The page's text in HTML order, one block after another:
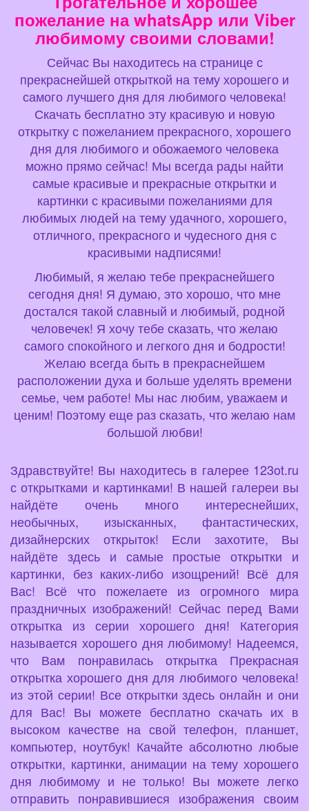
пожелание на whatsApp или Viber
любимому своими словами!
Сейчас Вы находитесь на странице с
прекраснейшей открыткой на тему хорошего и
самого лучшего дня для любимого человека!
Скачать бесплатно эту красивую и новую
открытку с пожеланием прекрасного, хорошего
дня для любимого и обожаемого человека
можно прямо сейчас! Мы всегда рады найти
самые красивые и прекрасные открытки и
картинки с красивыми пожеланиями для
любимых людей на тему удачного, хорошего,
отличного, прекрасного и чудесного дня с
красивыми надписями!
Любимый, я желаю тебе прекраснейшего
сегодня дня! Я думаю, это хорошо, что мне
достался такой славный и любимый, родной
человечек! Я хочу тебе сказать, что желаю
самого спокойного и легкого дня и бодрости!
Желаю всегда быть в прекраснейшем
расположении духа и больше уделять времени
семье, чем работе! Мы нас любим, уважаем и
ценим! Поэтому еще раз сказать, что желаю нам
большой любви!
Здравствуйте! Вы находитесь в галерее 123ot.ru
с открытками и картинками! В нашей галереи вы
найдёте очень много интереснейших,
необычных, изысканных, фантастических,
дизайнерских открыток! Если захотите, Вы
найдёте здесь и самые простые открытки и
картинки, без каких-либо изощрений! Всё для
Вас! Всё что пожелаете из огромного мира
праздничных изображений! Сейчас перед Вами
открытка из серии хорошего дня! Категория
называется хорошего дня любимому! Надеемся,
что Вам понравилась открытка Прекрасная
открытка хорошего дня для любимого человека!
из этой серии! Все открытки здесь онлайн и они
для Вас! Вы можете бесплатно скачать их в
высоком качестве на свой телефон, планшет,
компьютер, ноутбук! Качайте абсолютно любые
открытки, картинки, анимации на тему хорошего
дня любимому и не только! Вы можете легко
отправить понравившиеся изображения своим